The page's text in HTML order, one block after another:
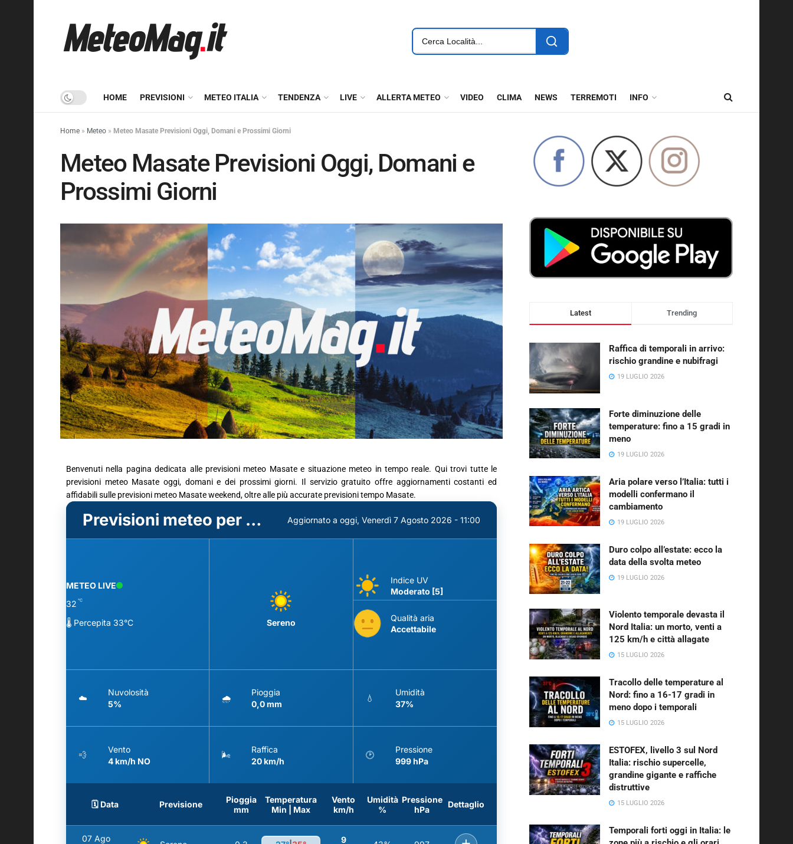
HOME PREVISIONI METEO ITALIA TENDENZA LIVE ALLERTA METEO VIDEO CLIMA NEWS TERREMOTI INFO
Home » Meteo » Meteo Masate Previsioni Oggi, Domani e Prossimi Giorni
Meteo Masate Previsioni Oggi, Domani e
Prossimi Giorni
Benvenuti nella pagina dedicata alle previsioni meteo Masate e situazione meteo in tempo reale. Qui trovi tutte le
previsioni meteo Masate oggi, domani e dei prossimi giorni. Il servizio gratuito offre aggiornamenti costanti ed
affidabili sulle previsioni meteo Masate weekend, oltre alle più accurate previsioni tempo Masate.
Previsioni meteo per Masate (MI) Aggiornato a oggi, Venerdì 7 Agosto 2026 - 11:00
METEO LIVE
32 °C
🌡️ Percepita 33°C Sereno
Indice UV
Moderato [5]
Qualità aria
Accettabile
☁️
Nuvolosità
5%
🌧️
Pioggia
0,0 mm
💧
Umidità
37%
💨
Vento
4 km/h NO
🌬️
Raffica
20 km/h
🕑
Pressione
999 hPa
🗓️ Data Previsione
Pioggia
mm
Temperatura
Min | Max
Vento
km/h
Umidità
%
Pressione
hPa
Dettaglio
07 Ago
9
Latest Trending
Raffica di temporali in arrivo:
rischio grandine e nubifragi
19 LUGLIO 2026
Forte diminuzione delle
temperature: fino a 15 gradi in
meno
19 LUGLIO 2026
Aria polare verso l’Italia: tutti i
modelli confermano il
cambiamento
19 LUGLIO 2026
Duro colpo all’estate: ecco la
data della svolta meteo
19 LUGLIO 2026
Violento temporale devasta il
Nord Italia: un morto, venti a
125 km/h e città allagate
15 LUGLIO 2026
Tracollo delle temperature al
Nord: fino a 16-17 gradi in
meno dopo i temporali
15 LUGLIO 2026
ESTOFEX, livello 3 sul Nord
Italia: rischio supercelle,
grandine gigante e raffiche
distruttive
15 LUGLIO 2026
Temporali forti oggi in Italia: le